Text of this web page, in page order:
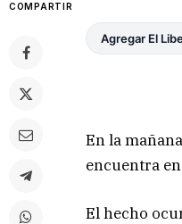
COMPARTIR
Agregar El
En la
encuentra
El hecho